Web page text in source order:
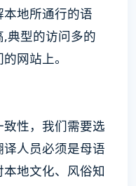
地所通行的语
典型的访问多的
网站上。
性，我们需要选
人员必须是母语
地文化、风俗知